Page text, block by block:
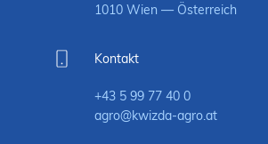
1010 Wien — Österreich
Kontakt
+43 5 99 77 40 0
agro@kwizda-agro.at